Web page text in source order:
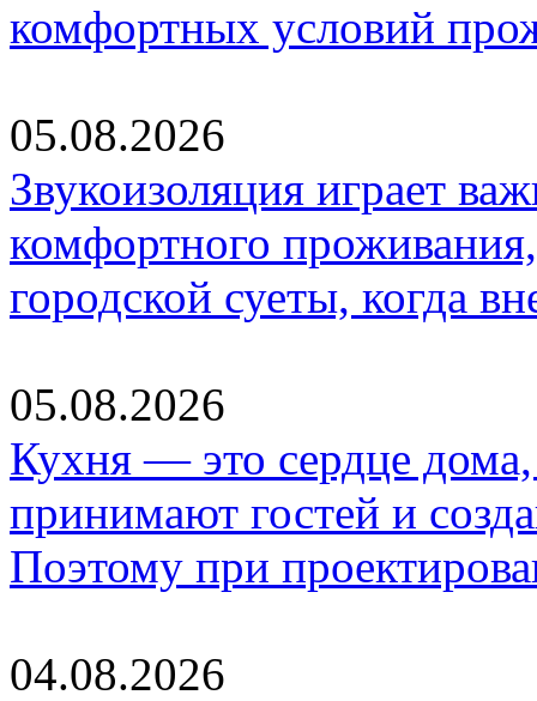
комфортных условий
05.08.2026
Звукоизоляция играет
комфортного
городской суеты, когда
05.08.2026
Кухня — это сердце дома,
принимают гостей и
Поэтому при
04.08.2026